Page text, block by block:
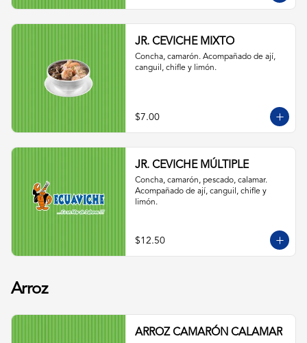
JR. CEVICHE MIXTO
Concha, camarón. Acompañado de ají,
canguil, chifle y limón.
$7.00
JR. CEVICHE MÚLTIPLE
Concha, camarón, pescado, calamar.
Acompañado de ají, canguil, chifle y
limón.
$12.50
Arroz
ARROZ CAMARÓN CALAMAR